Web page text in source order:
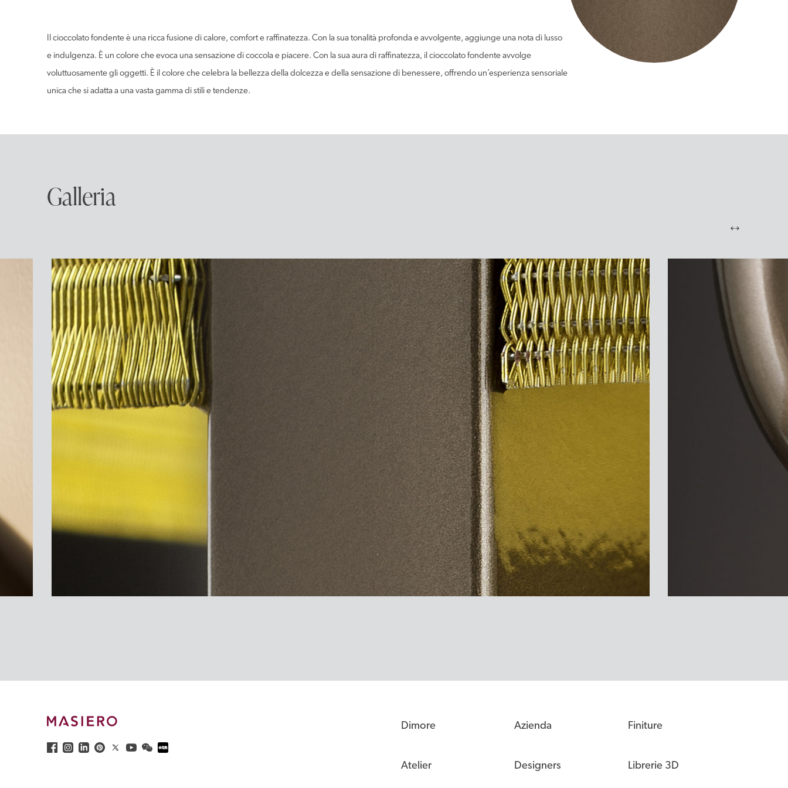
Il cioccolato fondente è una ricca fusione di calore, comfort e raffinatezza. Con la sua tonalità profonda e avvolgente, aggiunge una nota di lusso
e indulgenza. È un colore che evoca una sensazione di coccola e piacere. Con la sua aura di raffinatezza, il cioccolato fondente avvolge
voluttuosamente gli oggetti. È il colore che celebra la bellezza della dolcezza e della sensazione di benessere, offrendo un’esperienza sensoriale
unica che si adatta a una vasta gamma di stili e tendenze.
Galleria
Dimore
Atelier
Azienda
Designers
Finiture
Librerie 3D